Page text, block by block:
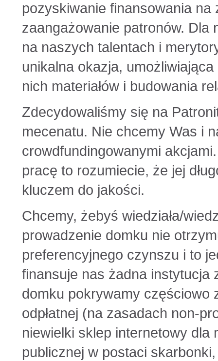
pozyskiwanie finansowania
zaangażowanie patronów. Dla
na naszych talentach i
unikalna okazja,
nich materiałów i budowania
Zdecydowaliśmy się na
mecenatu. Nie chcemy Was i
crowdfundingowanymi
pracę to rozumiecie, że jej
kluczem do jakości.
Chcemy, żebyś wiedziała/
prowadzenie domku nie
preferencyjnego czynszu i to
finansuje nas żadna instytucja
domku pokrywamy częściowo
odpłatnej (na zasadach non-
niewielki sklep internetowy
publicznej w postaci